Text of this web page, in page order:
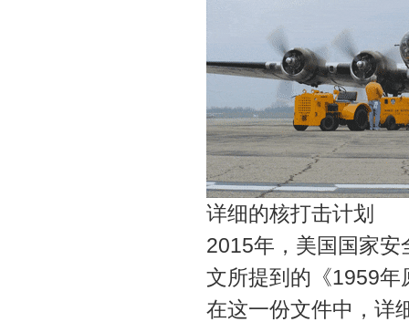
详细的核打击计划
2015年，美国国家
文所提到的《1959年
在这一份文件中，详